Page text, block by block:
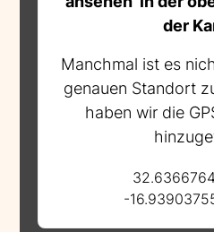
der
Manchmal ist es
genauen Standort
haben wir die
-